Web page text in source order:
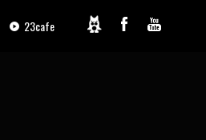
23cafe